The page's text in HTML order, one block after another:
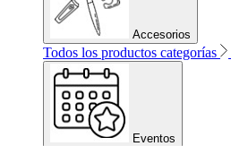
Accesorios
Todos los productos categorías
Eventos